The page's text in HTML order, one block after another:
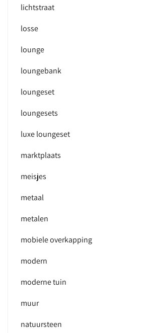
lichtstraat
losse
lounge
loungebank
loungeset
loungesets
luxe loungeset
marktplaats
meisjes
metaal
metalen
mobiele overkapping
modern
moderne tuin
muur
natuursteen